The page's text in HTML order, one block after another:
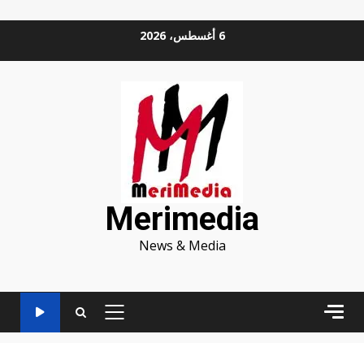
6 أغسطس، 2026
Merimedia
News & Media
PRIMARY